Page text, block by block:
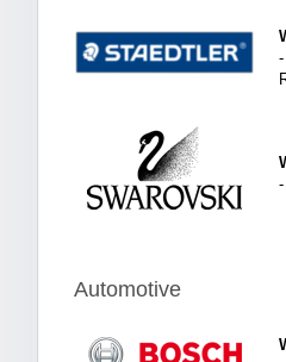
Automotive